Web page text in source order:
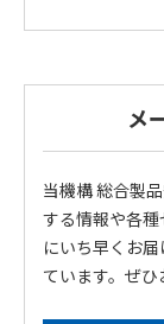
メ
当機構 総合製
する情報や各
にいち早くお
ています。ぜひ